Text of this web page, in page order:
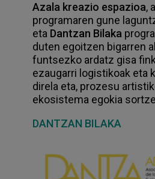
Azala kreazio espazioa,
programaren gune
eta Dantzan Bilaka
duten egoitzen bigarren
funtsezko ardatz gisa
ezaugarri logistikoak eta
direla eta, prozesu
ekosistema egokia
DANTZAN BILAKA